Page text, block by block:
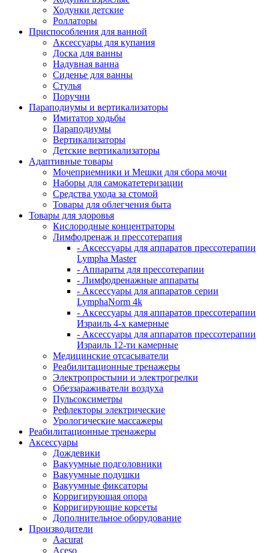
Ходунки детские
Роллаторы
Приспособления для ванной
Аксессуары для купания
Доска для ванны
Надувная ванна
Сиденье для ванны
Стулья
Поручни
Параподиумы и вертикализаторы
Имитатор ходьбы
Параподиумы
Вертикализаторы
Детские вертикализаторы
Адаптивные товары
Мочеприемники и Мешки для сбора мочи
Наборы для самокатетеризации
Средства ухода за стомой
Товары для облегчения быта
Товары для здоровья
Кислородные концентраторы
Лимфодренаж и прессотерапия
- Аксессуары для аппаратов прессотерапии
Lympha Master
- Аппараты для прессотерапии
- Лимфодренажные аппараты
- Аксессуары для аппаратов серии
LymphaNorm 4k
- Аксессуары для аппаратов прессотерапии
Израиль 4-х камерные
- Аксессуары для аппаратов прессотерапии
Израиль 12-ти камерные
Медицинские отсасыватели
Реабилитационные тренажеры
Электропростыни и электрогрелки
Обеззараживатели воздуха
Пульсоксиметры
Рефлекторы электрические
Урологические массажеры
Реабилитационные тренажеры
Аксессуары
Дождевики
Вакуумные подголовники
Вакуумные подушки
Вакуумные фиксаторы
Корригирующая опора
Корригирующие корсеты
Дополнительное оборудование
Производители
Aacurat
Aceso